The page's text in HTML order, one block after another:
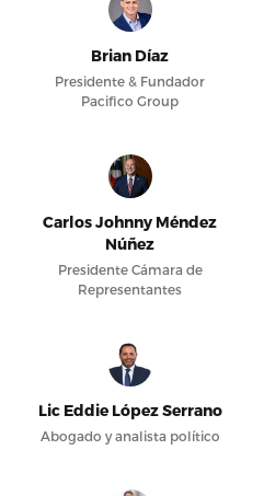
Brian Díaz
Presidente & Fundador
Pacifico Group
Carlos Johnny Méndez
Núñez
Presidente Cámara de
Representantes
Lic Eddie López Serrano
Abogado y analista político